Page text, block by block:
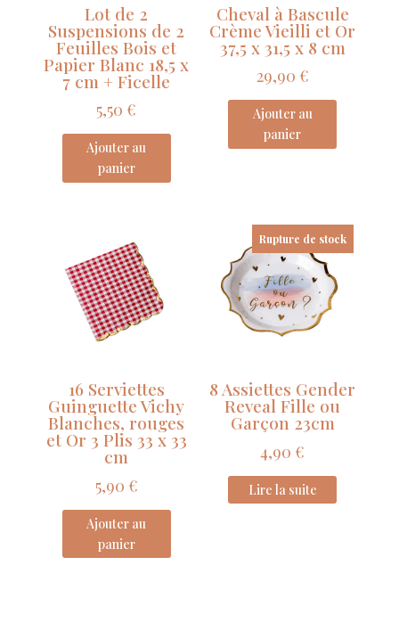
68
pages
avec
Ruban
Lot de 2
Suspensions de 2
Feuilles Bois et
Papier Blanc 18,5 x
7 cm + Ficelle
5,50 €
Ajouter au
panier
Cheval à Bascule
Crème Vieilli et Or
37,5 x 31,5 x 8 cm
29,90 €
Ajouter au
panier
16 Serviettes
Guinguette Vichy
Blanches, rouges
et Or 3 Plis 33 x 33
cm
5,90 €
Ajouter au
panier
Rupture de stock
8 Assiettes Gender
Reveal Fille ou
Garçon 23cm
4,90 €
Lire la suite